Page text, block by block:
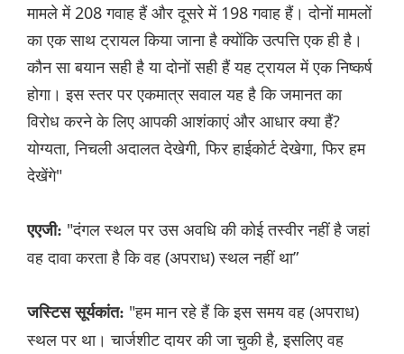
मामले में 208 गवाह हैं और दूसरे में 198 गवाह हैं। दोनों मामलों
का एक साथ ट्रायल किया जाना है क्योंकि उत्पत्ति एक ही है।
कौन सा बयान सही है या दोनों सही हैं यह ट्रायल में एक निष्कर्ष
होगा। इस स्तर पर एकमात्र सवाल यह है कि जमानत का
विरोध करने के लिए आपकी आशंकाएं और आधार क्या हैं?
योग्यता, निचली अदालत देखेगी, फिर हाईकोर्ट देखेगा, फिर हम
देखेंगे"
एएजी: "दंगल स्थल पर उस अवधि की कोई तस्वीर नहीं है जहां
वह दावा करता है कि वह (अपराध) स्थल नहीं था”
जस्टिस सूर्यकांत: "हम मान रहे हैं कि इस समय वह (अपराध)
स्थल पर था। चार्जशीट दायर की जा चुकी है, इसलिए वह